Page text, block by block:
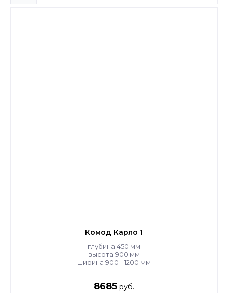
Комод Карло 1
глубина 450 мм
высота 900 мм
ширина 900 - 1200 мм
8685 руб.